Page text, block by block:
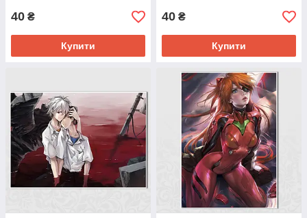
40 ₴
Купити
40 ₴
Купити